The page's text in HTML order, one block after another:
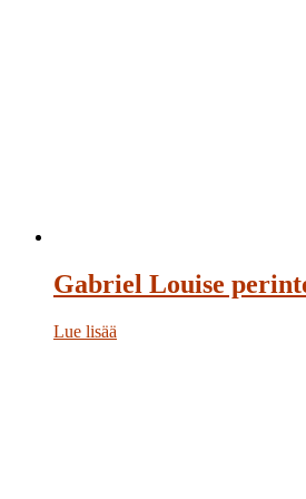
Gabriel Louise
Lue lisää